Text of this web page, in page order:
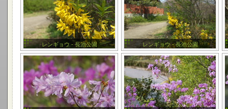
レンギョウ - 長池公園 レンギョウ - 長池公園